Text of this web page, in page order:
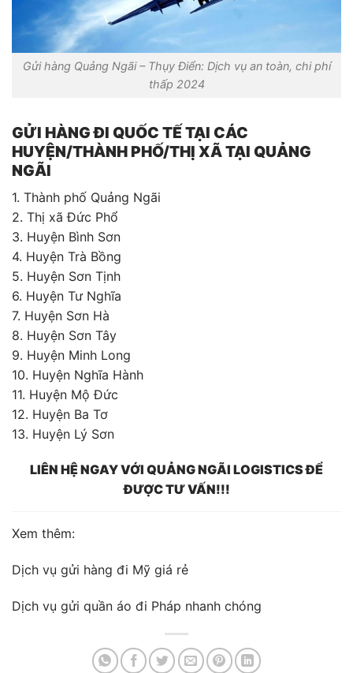
Gửi hàng Quảng Ngãi – Thụy Điển: Dịch vụ an toàn, chi phí
thấp 2024
GỬI HÀNG ĐI QUỐC TẾ TẠI CÁC
HUYỆN/THÀNH PHỐ/THỊ XÃ TẠI QUẢNG
NGÃI
1. Thành phố Quảng Ngãi
2. Thị xã Đức Phổ
3. Huyện Bình Sơn
4. Huyện Trà Bồng
5. Huyện Sơn Tịnh
6. Huyện Tư Nghĩa
7. Huyện Sơn Hà
8. Huyện Sơn Tây
9. Huyện Minh Long
10. Huyện Nghĩa Hành
11. Huyện Mộ Đức
12. Huyện Ba Tơ
13. Huyện Lý Sơn
LIÊN HỆ NGAY VỚI QUẢNG NGÃI LOGISTICS ĐỂ
ĐƯỢC TƯ VẤN!!!
Xem thêm:
Dịch vụ gửi hàng đi Mỹ giá rẻ
Dịch vụ gửi quần áo đi Pháp nhanh chóng